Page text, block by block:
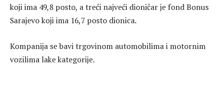
koji ima 49,8 posto, a treći najveći dioničar je fond Bonus
Sarajevo koji ima 16,7 posto dionica.
Kompanija se bavi trgovinom automobilima i motornim
vozilima lake kategorije.